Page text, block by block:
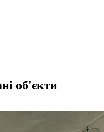
об'єкти